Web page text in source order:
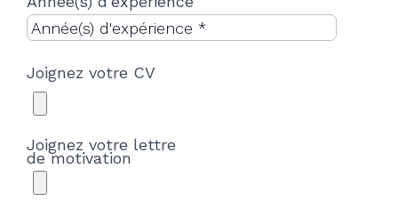
Joignez votre CV
Joignez votre lettre
de motivation